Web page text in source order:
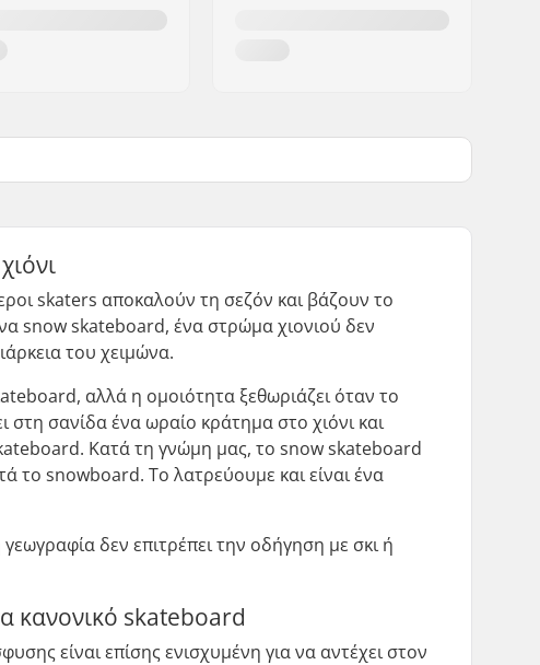
skaters αποκαλούν τη σεζόν και βάζουν το
snow skateboard, ένα στρώμα χιονιού δεν
του χειμώνα.
αλλά η ομοιότητα ξεθωριάζει όταν το
σανίδα ένα ωραίο κράτημα στο χιόνι και
Κατά τη γνώμη μας, το snow skateboard
το snowboard. Το λατρεύουμε και είναι ένα
δεν επιτρέπει την οδήγηση με σκι ή
κανονικό skateboard
είναι επίσης ενισχυμένη για να αντέχει στον